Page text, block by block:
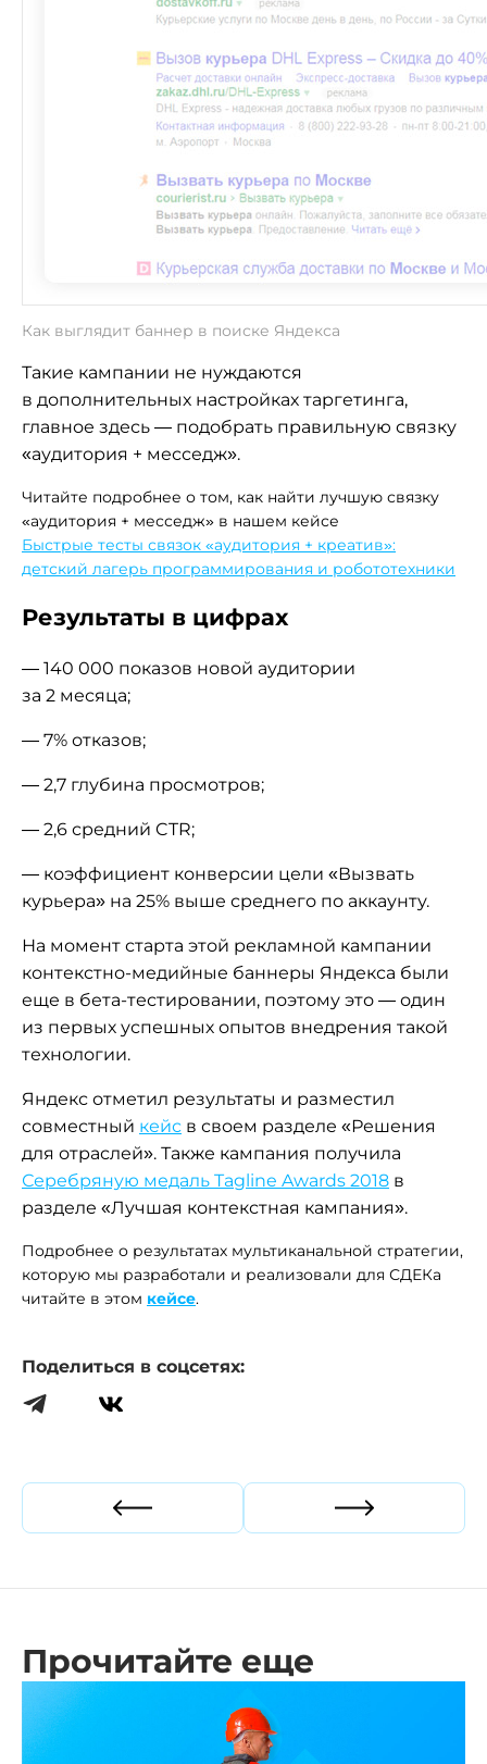
Как выглядит баннер в поиске Яндекса
Такие кампании не нуждаются
в дополнительных настройках таргетинга,
главное здесь — подобрать правильную связку
«аудитория + месседж».
Читайте подробнее о том, как найти лучшую связку
«аудитория + месседж» в нашем кейсе
Быстрые тесты связок «аудитория + креатив»:
детский лагерь программирования и робототехники
Результаты в цифрах
— 140 000 показов новой аудитории
за 2 месяца;
— 7% отказов;
— 2,7 глубина просмотров;
— 2,6 средний CTR;
— коэффициент конверсии цели «Вызвать
курьера» на 25% выше среднего по аккаунту.
На момент старта этой рекламной кампании
контекстно-медийные баннеры Яндекса были
еще в бета-тестировании, поэтому это — один
из первых успешных опытов внедрения такой
технологии.
Яндекс отметил результаты и разместил
совместный кейс в своем разделе «Решения
для отраслей». Также кампания получила
Серебряную медаль Tagline Awards 2018 в
разделе «Лучшая контекстная кампания».
Подробнее о результатах мультиканальной стратегии,
которую мы разработали и реализовали для СДЕКа
читайте в этом кейсе.
Поделиться в соцсетях:
Прошлая статья Следующая
Прочитайте еще